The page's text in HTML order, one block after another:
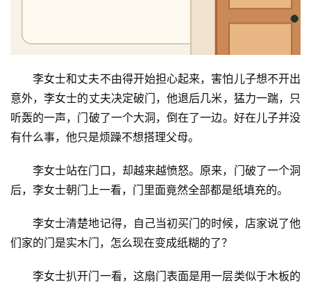
李女士和丈夫不由得开始担心起来，害怕儿子想不开出
意外，李女士的丈夫决定破门，他退后几米，猛力一踹，只
听轰的一声，门破了一个大洞，倒在了一边。好在儿子并没
有什么事，他只是烦躁不想搭理父母。
李女士站在门口，却越来越愤怒。原来，门破了一个洞
后，李女士朝门上一看，门里面竟然全部都是纸填充的。
李女士清楚地记得，自己当初买门的时候，店家说了他
们家的门是实木门，怎么现在变成纸糊的了？
李女士扒开门一看，这扇门表面是用一层类似于木板的